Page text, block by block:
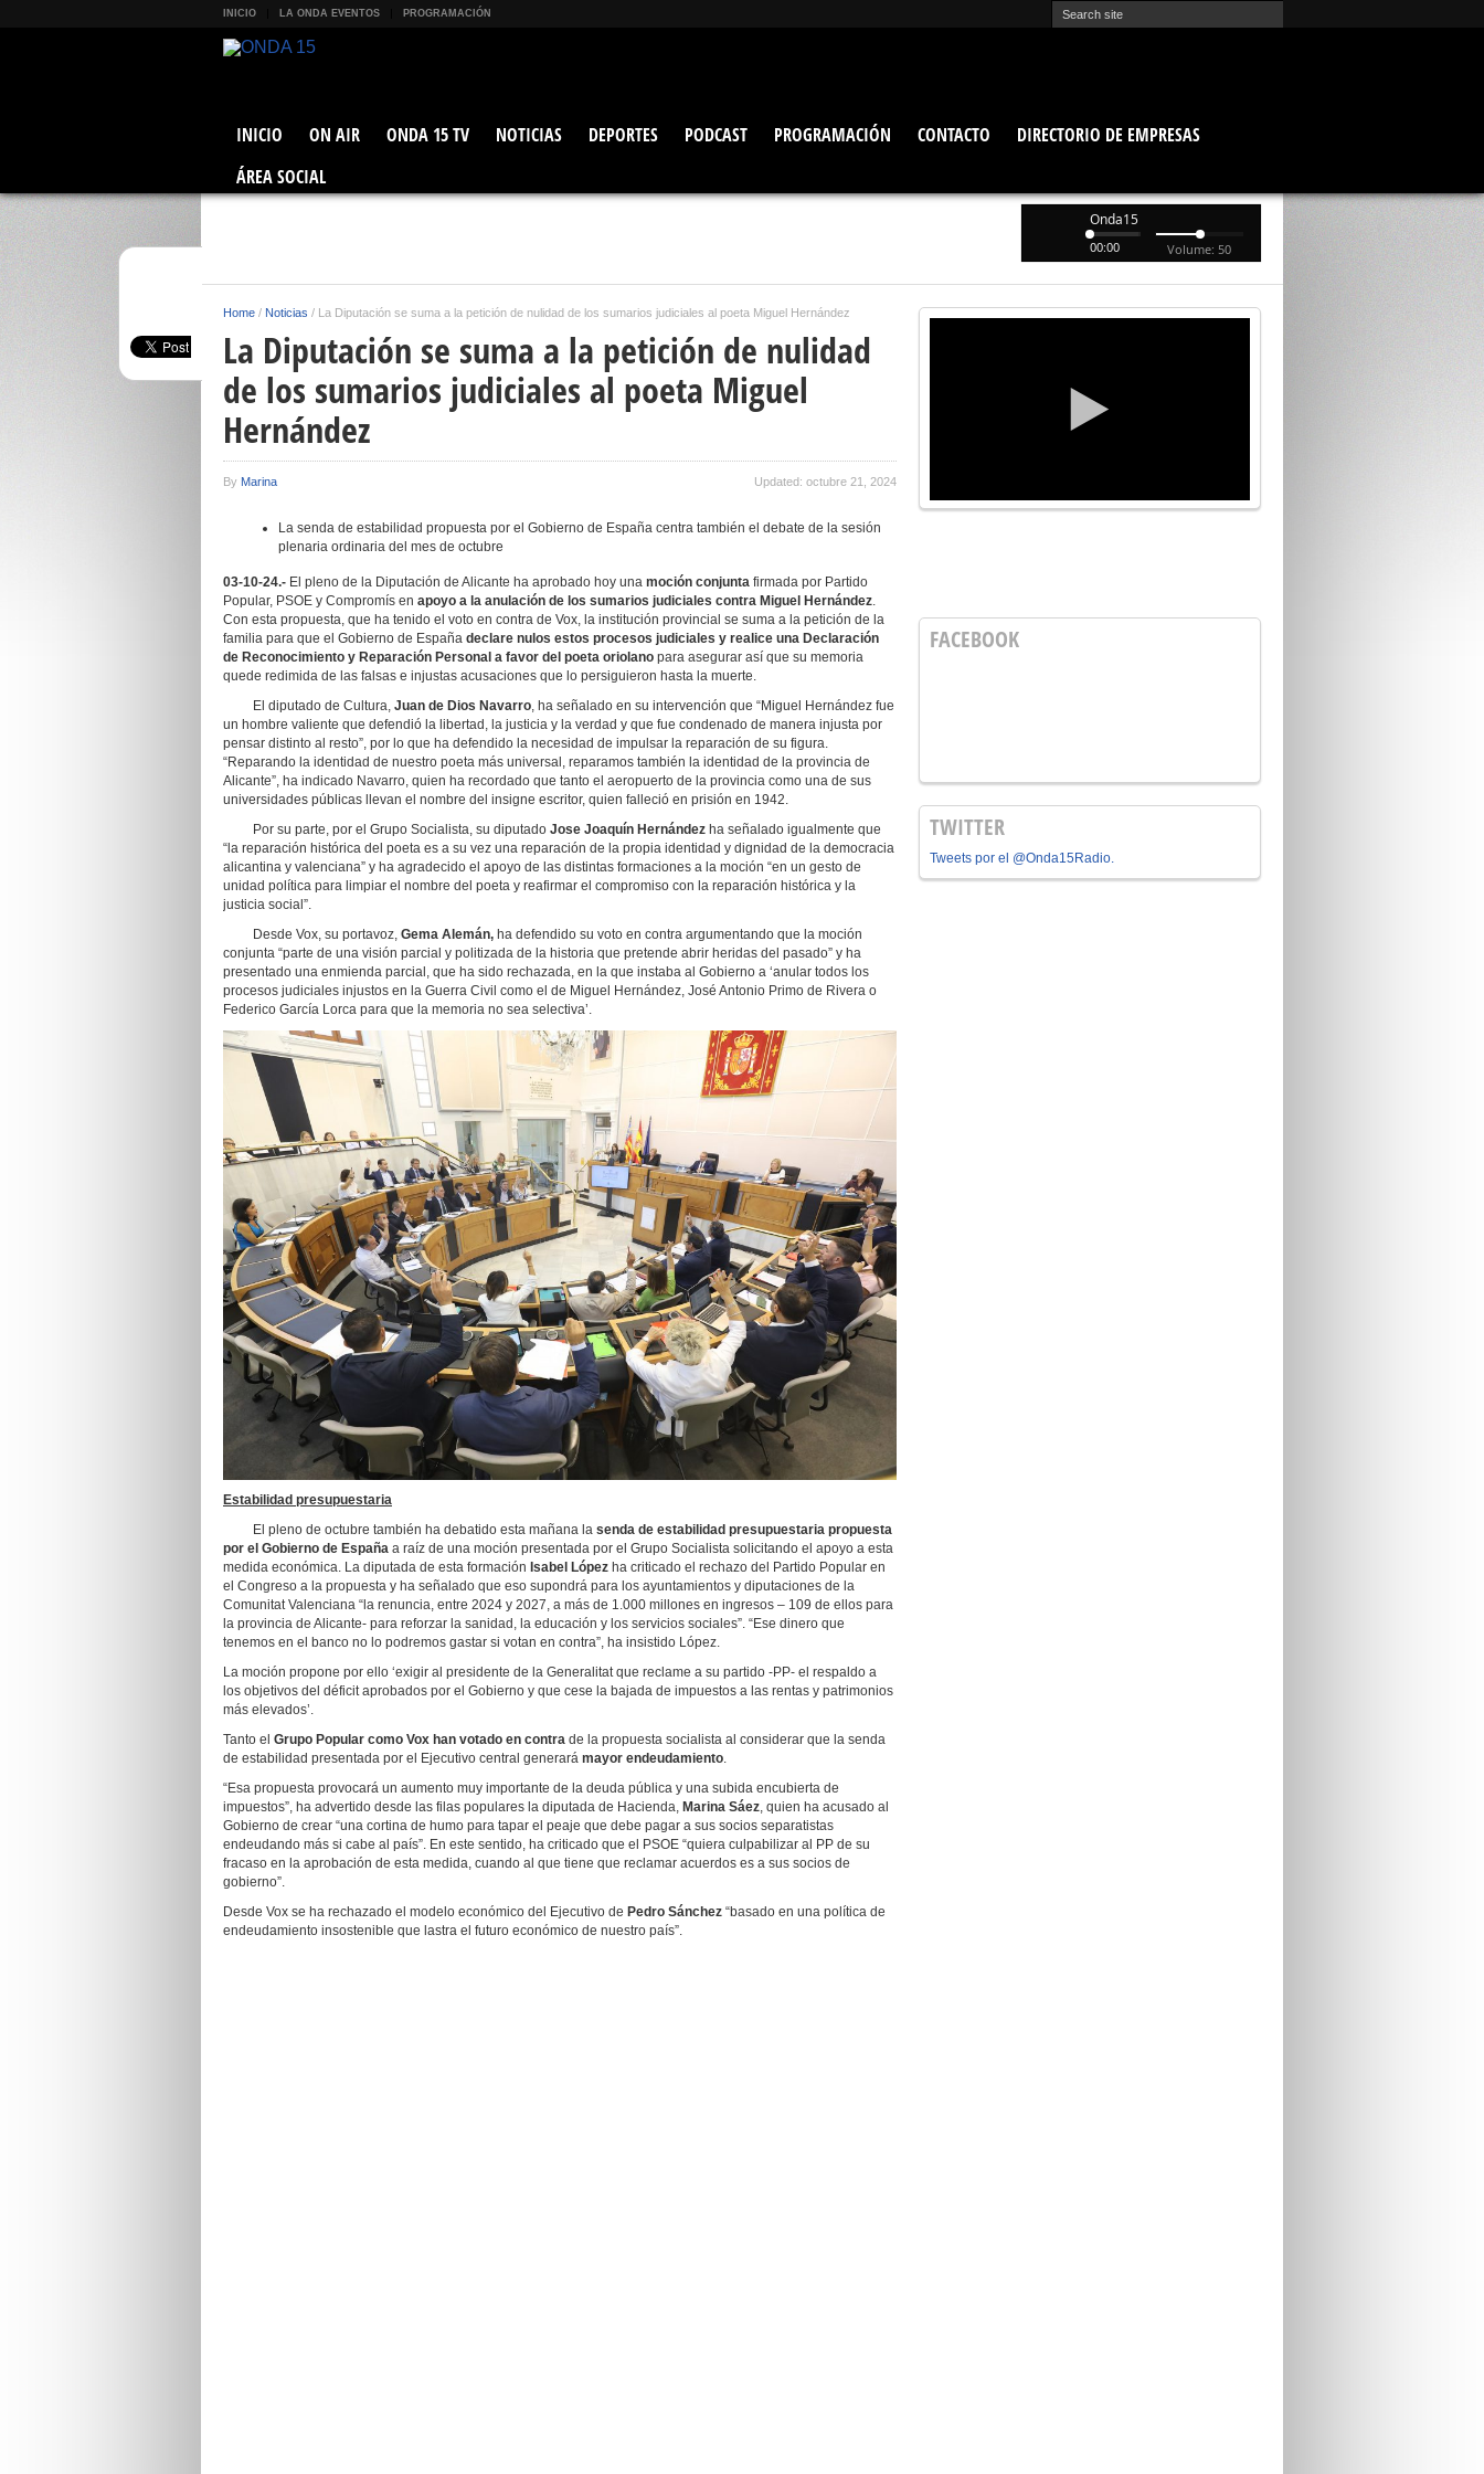
INICIO LA ONDA EVENTOS PROGRAMACIÓN
INICIO ON AIR ONDA 15 TV NOTICIAS DEPORTES PODCAST PROGRAMACIÓN CONTACTO
DIRECTORIO DE EMPRESAS
ÁREA SOCIAL
Onda15
00:00 Volume: 50
Home / Noticias / La Diputación se suma a la petición de nulidad de los sumarios judiciales al poeta Miguel Hernández
La Diputación se suma a la petición de nulidad
de los sumarios judiciales al poeta Miguel
Hernández
By Marina Updated: octubre 21, 2024
La senda de estabilidad propuesta por el Gobierno de España centra también el debate de la sesión
plenaria ordinaria del mes de octubre
03-10-24.- El pleno de la Diputación de Alicante ha aprobado hoy una moción conjunta firmada por Partido
Popular, PSOE y Compromís en apoyo a la anulación de los sumarios judiciales contra Miguel Hernández.
Con esta propuesta, que ha tenido el voto en contra de Vox, la institución provincial se suma a la petición de la
familia para que el Gobierno de España declare nulos estos procesos judiciales y realice una Declaración
de Reconocimiento y Reparación Personal a favor del poeta oriolano para asegurar así que su memoria
quede redimida de las falsas e injustas acusaciones que lo persiguieron hasta la muerte.
El diputado de Cultura, Juan de Dios Navarro, ha señalado en su intervención que “Miguel Hernández fue
un hombre valiente que defendió la libertad, la justicia y la verdad y que fue condenado de manera injusta por
pensar distinto al resto”, por lo que ha defendido la necesidad de impulsar la reparación de su figura.
“Reparando la identidad de nuestro poeta más universal, reparamos también la identidad de la provincia de
Alicante”, ha indicado Navarro, quien ha recordado que tanto el aeropuerto de la provincia como una de sus
universidades públicas llevan el nombre del insigne escritor, quien falleció en prisión en 1942.
Por su parte, por el Grupo Socialista, su diputado Jose Joaquín Hernández ha señalado igualmente que
“la reparación histórica del poeta es a su vez una reparación de la propia identidad y dignidad de la democracia
alicantina y valenciana” y ha agradecido el apoyo de las distintas formaciones a la moción “en un gesto de
unidad política para limpiar el nombre del poeta y reafirmar el compromiso con la reparación histórica y la
justicia social”.
Desde Vox, su portavoz, Gema Alemán, ha defendido su voto en contra argumentando que la moción
conjunta “parte de una visión parcial y politizada de la historia que pretende abrir heridas del pasado” y ha
presentado una enmienda parcial, que ha sido rechazada, en la que instaba al Gobierno a ‘anular todos los
procesos judiciales injustos en la Guerra Civil como el de Miguel Hernández, José Antonio Primo de Rivera o
Federico García Lorca para que la memoria no sea selectiva’.
Estabilidad presupuestaria
El pleno de octubre también ha debatido esta mañana la senda de estabilidad presupuestaria propuesta
por el Gobierno de España a raíz de una moción presentada por el Grupo Socialista solicitando el apoyo a esta
medida económica. La diputada de esta formación Isabel López ha criticado el rechazo del Partido Popular en
el Congreso a la propuesta y ha señalado que eso supondrá para los ayuntamientos y diputaciones de la
Comunitat Valenciana “la renuncia, entre 2024 y 2027, a más de 1.000 millones en ingresos – 109 de ellos para
la provincia de Alicante- para reforzar la sanidad, la educación y los servicios sociales”. “Ese dinero que
tenemos en el banco no lo podremos gastar si votan en contra”, ha insistido López.
La moción propone por ello ‘exigir al presidente de la Generalitat que reclame a su partido -PP- el respaldo a
los objetivos del déficit aprobados por el Gobierno y que cese la bajada de impuestos a las rentas y patrimonios
más elevados’.
Tanto el Grupo Popular como Vox han votado en contra de la propuesta socialista al considerar que la senda
de estabilidad presentada por el Ejecutivo central generará mayor endeudamiento.
“Esa propuesta provocará un aumento muy importante de la deuda pública y una subida encubierta de
impuestos”, ha advertido desde las filas populares la diputada de Hacienda, Marina Sáez, quien ha acusado al
Gobierno de crear “una cortina de humo para tapar el peaje que debe pagar a sus socios separatistas
endeudando más si cabe al país”. En este sentido, ha criticado que el PSOE “quiera culpabilizar al PP de su
fracaso en la aprobación de esta medida, cuando al que tiene que reclamar acuerdos es a sus socios de
gobierno”.
Desde Vox se ha rechazado el modelo económico del Ejecutivo de Pedro Sánchez “basado en una política de
endeudamiento insostenible que lastra el futuro económico de nuestro país”.
FACEBOOK
TWITTER
Tweets por el @Onda15Radio.